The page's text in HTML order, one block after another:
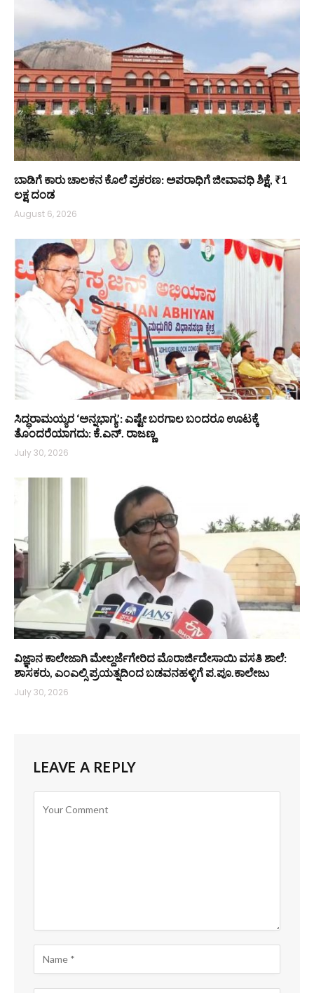
ಬಾಡಿಗೆ ಕಾರು ಚಾಲಕನ ಕೊಲೆ ಪ್ರಕರಣ: ಅಪರಾಧಿಗೆ ಜೀವಾವಧಿ ಶಿಕ್ಷೆ, ₹1
ಲಕ್ಷ ದಂಡ
August 6, 2026
ಸಿದ್ಧರಾಮಯ್ಯರ ‘ಅನ್ನಭಾಗ್ಯ’: ಎಷ್ಟೇ ಬರಗಾಲ ಬಂದರೂ ಊಟಕ್ಕೆ
ತೊಂದರೆಯಾಗದು: ಕೆ.ಎನ್. ರಾಜಣ್ಣ
July 30, 2026
ವಿಜ್ಞಾನ ಕಾಲೇಜಾಗಿ ಮೇಲ್ದರ್ಜೆಗೇರಿದ ಮೊರಾರ್ಜಿದೇಸಾಯಿ ವಸತಿ ಶಾಲೆ:
ಶಾಸಕರು, ಎಂಎಲ್ಸಿ ಪ್ರಯತ್ನದಿಂದ ಬಡವನಹಳ್ಳಿಗೆ ಪ.ಪೂ.ಕಾಲೇಜು
July 30, 2026
LEAVE A REPLY